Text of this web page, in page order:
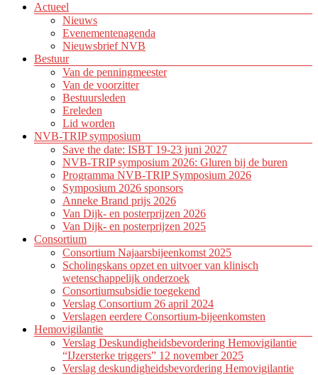
Actueel
Nieuws
Evenementenagenda
Nieuwsbrief NVB
Bestuur
Van de penningmeester
Van de voorzitter
Bestuursleden
Ereleden
Lid worden
NVB-TRIP symposium
Save the date: ISBT 19-23 juni 2027
NVB-TRIP symposium 2026: Gluren bij de buren
Programma NVB-TRIP Symposium 2026
Symposium 2026 sponsors
Anneke Brand prijs 2026
Van Dijk- en posterprijzen 2026
Van Dijk- en posterprijzen 2025
Consortium
Consortium Najaarsbijeenkomst 2025
Scholingskans opzet en uitvoer van klinisch
wetenschappelijk onderzoek
Consortiumsubsidie toegekend
Verslag Consortium 26 april 2024
Verslagen eerdere Consortium-bijeenkomsten
Hemovigilantie
Verslag Deskundigheidsbevordering Hemovigilantie
“IJzersterke triggers” 12 november 2025
Verslag deskundigheidsbevordering Hemovigilantie